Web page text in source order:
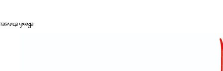
таблица ухода